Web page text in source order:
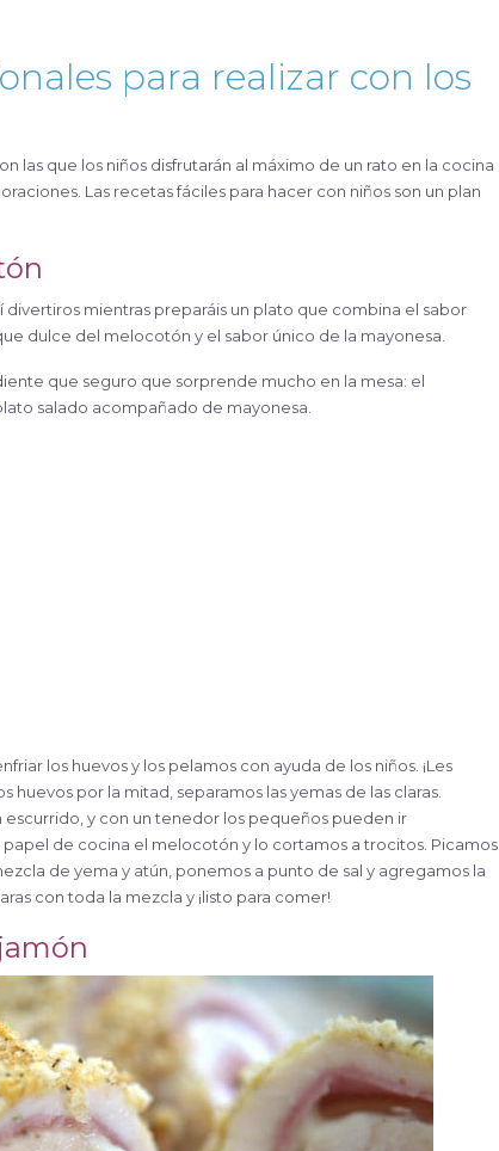
para realizar con los
Las recetas fáciles para hacer con niños son un plan
divertiros mientras preparáis un plato que combina el sabor
dulce del melocotón y el sabor único de la mayonesa.
que seguro que sorprende mucho en la mesa: el
salado acompañado de mayonesa.
los huevos y los pelamos con ayuda de los niños. ¡Les
por la mitad, separamos las yemas de las claras.
y con un tenedor los pequeños pueden ir
de cocina el melocotón y lo cortamos a trocitos. Picamos
de yema y atún, ponemos a punto de sal y agregamos la
con toda la mezcla y ¡listo para comer!